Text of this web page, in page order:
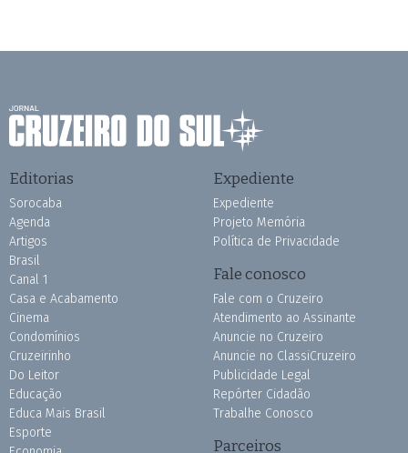
Editorias
Sorocaba
Agenda
Artigos
Brasil
Canal 1
Casa e Acabamento
Cinema
Condomínios
Cruzeirinho
Do Leitor
Educação
Educa Mais Brasil
Esporte
Expediente
Expediente
Projeto Memória
Política de Privacidade
Fale conosco
Fale com o Cruzeiro
Atendimento ao Assinante
Anuncie no Cruzeiro
Anuncie no ClassiCruzeiro
Publicidade Legal
Repórter Cidadão
Trabalhe Conosco
Parceiros